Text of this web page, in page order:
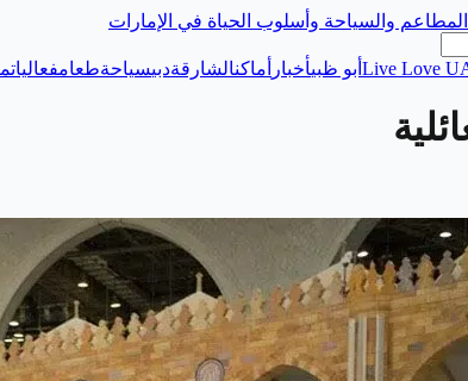
والسياحة وأسلوب الحياة في الإمارات
Live Love أبو ظبيأخبار أماكنالشارقةدبيسياحةطعامفعاليات